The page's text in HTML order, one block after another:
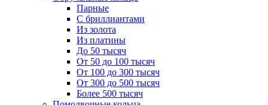
Парные
С бриллиантами
Из золота
Из платины
До 50 тысяч
От 50 до 100 тысяч
От 100 до 300 тысяч
От 300 до 500 тысяч
Более 500 тысяч